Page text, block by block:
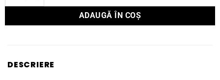
ADAUGĂ ÎN COȘ
DESCRIERE